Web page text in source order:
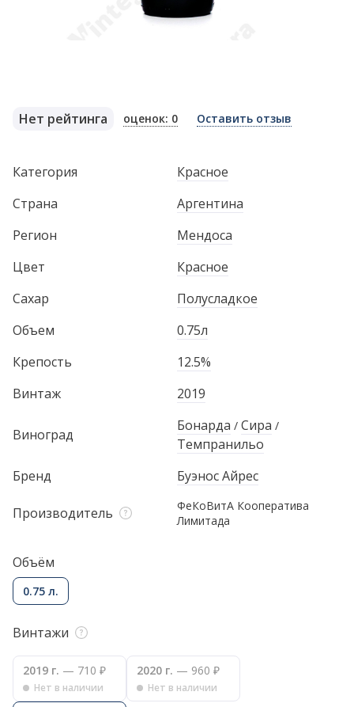
Нет рейтинга оценок: 0 Оставить отзыв
Категория
Красное
Страна
Аргентина
Регион
Мендоса
Цвет
Красное
Сахар
Полусладкое
Объем
0.75л
Крепость
12.5%
Винтаж
2019
Виноград
Бонарда / Сира /
Темпранильо
Бренд
Буэнос Айрес
Производитель
ФеКоВитА Кооператива
Лимитада
Объём
0.75 л.
Винтажи
2019 г. — 710 ₽
Нет в наличии
2020 г. — 960 ₽
Нет в наличии